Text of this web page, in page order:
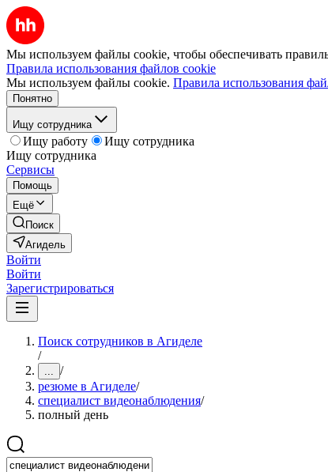
Мы используем файлы cookie, чтобы обеспечивать
Правила использования файлов cookie
Мы используем файлы cookie. Правила использования
Понятно
Ищу сотрудника
Ищу работу
Ищу сотрудника
Ищу сотрудника
Сервисы
Помощь
Ещё
Поиск
Агидель
Войти
Войти
Зарегистрироваться
Поиск сотрудников в Агиделе
/
... /
резюме в Агиделе/
специалист видеонаблюдения/
полный день